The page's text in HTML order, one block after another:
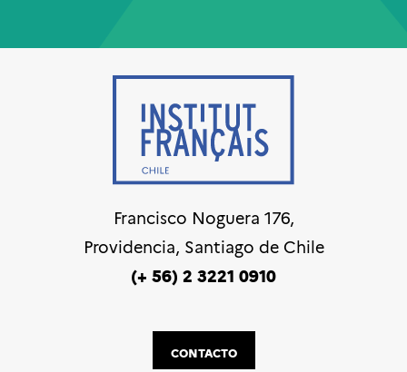
Francisco Noguera 176,
Providencia, Santiago de Chile
(+ 56) 2 3221 0910
CONTACTO